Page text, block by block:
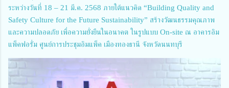
ระหว่างวันที่ 18 – 21 มี.ค. 2568 ภายใต้แนวคิด “Building Quality and
Safety Culture for the Future Sustainability” สร้างวัฒนธรรมคุณภาพ
และความปลอดภัย เพื่อความยั่งยืนในอนาคต ในรูปแบบ On-site ณ อาคารอิม
แพ็คฟอรั่ม ศูนย์การประชุมอิมแพ็ค เมืองทองธานี จังหวัดนนทบุรี